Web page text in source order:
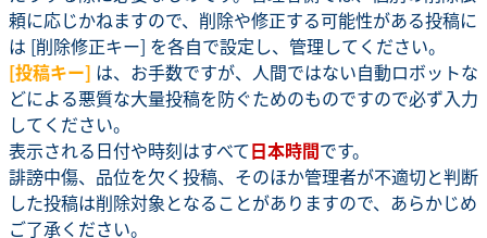
頼に応じかねますので、削除や修正する可能性がある投稿に
は [削除修正キー] を各自で設定し、管理してください。
[投稿キー] は、お手数ですが、人間ではない自動ロボットな
どによる悪質な大量投稿を防ぐためのものですので必ず入力
してください。
表示される日付や時刻はすべて日本時間です。
誹謗中傷、品位を欠く投稿、そのほか管理者が不適切と判断
した投稿は削除対象となることがありますので、あらかじめ
ご了承ください。